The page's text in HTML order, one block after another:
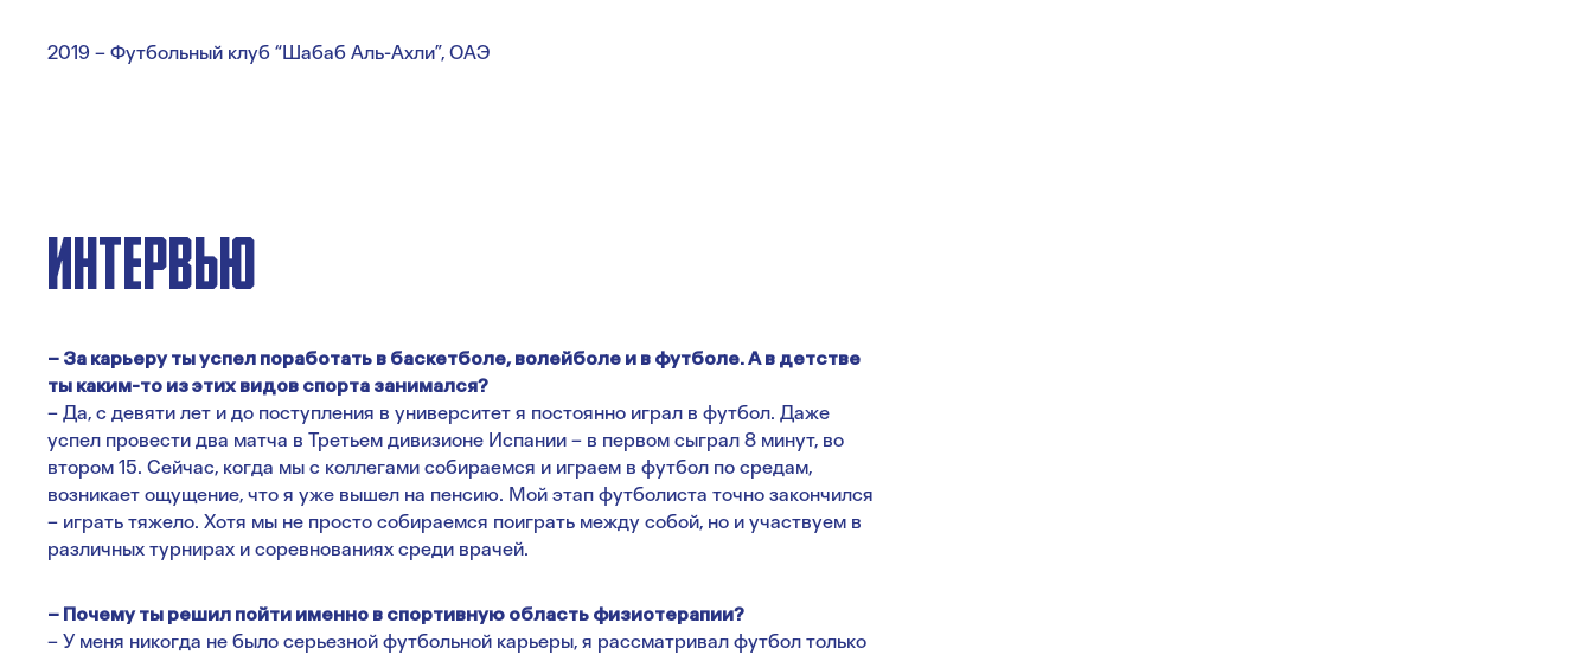
2019 – Футбольный клуб “Шабаб Аль-Ахли”, ОАЭ
ИНТЕРВЬЮ
– За карьеру ты успел поработать в баскетболе, волейболе и в футболе. А в детстве
ты каким-то из этих видов спорта занимался?
– Да, с девяти лет и до поступления в университет я постоянно играл в футбол. Даже
успел провести два матча в Третьем дивизионе Испании – в первом сыграл 8 минут, во
втором 15. Сейчас, когда мы с коллегами собираемся и играем в футбол по средам,
возникает ощущение, что я уже вышел на пенсию. Мой этап футболиста точно закончился
– играть тяжело. Хотя мы не просто собираемся поиграть между собой, но и участвуем в
различных турнирах и соревнованиях среди врачей.
– Почему ты решил пойти именно в спортивную область физиотерапии?
– У меня никогда не было серьезной футбольной карьеры, я рассматривал футбол только